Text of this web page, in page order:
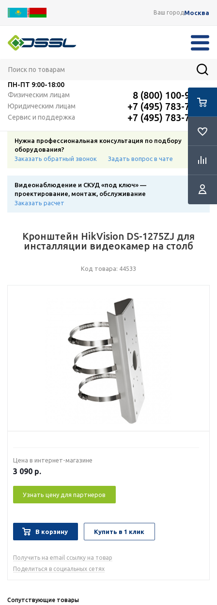
Ваш городМосква
ПН-ПТ 9:00-18:00
Физическим лицам
8 (800) 100-91-12
Юридическим лицам +7 (495) 783-72-87
Сервис и поддержка +7 (495) 783-72-87
Нужна профессиональная консультация по подбору
оборудования?
Заказать обратный звонок
Задать вопрос в чате
Видеонаблюдение и СКУД «под ключ» —
проектирование, монтаж, обслуживание
Заказать расчет
Кронштейн HikVision DS-1275ZJ для
инсталляции видеокамер на столб
Код товара: 44533
Цена в интернет-магазине
3 090 р.
Узнать цену для партнеров
В корзину Купить в 1 клик
Получить на email ссылку на товар
Поделиться в социальных сетях
Сопутствующие товары